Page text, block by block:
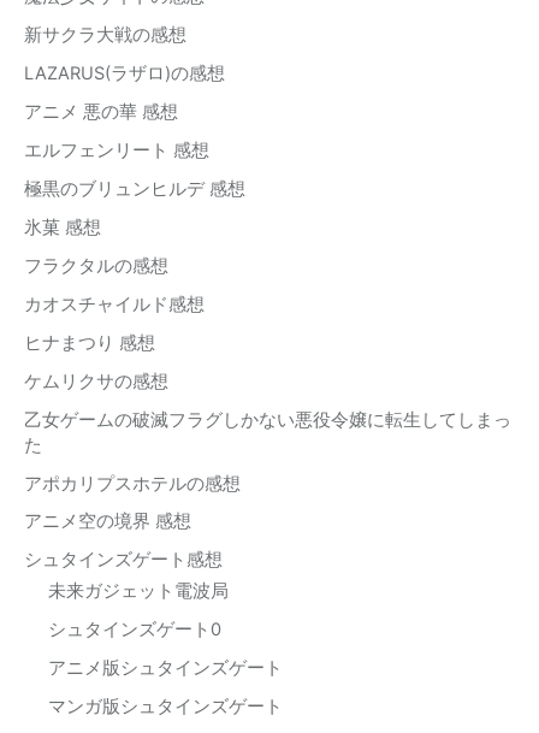
新サクラ大戦の感想
LAZARUS(ラザロ)の感想
アニメ 悪の華 感想
エルフェンリート 感想
極黒のブリュンヒルデ 感想
氷菓 感想
フラクタルの感想
カオスチャイルド感想
ヒナまつり 感想
ケムリクサの感想
乙女ゲームの破滅フラグしかない悪役令嬢に転生してしまっ
た
アポカリプスホテルの感想
アニメ空の境界 感想
シュタインズゲート感想
未来ガジェット電波局
シュタインズゲート0
アニメ版シュタインズゲート
マンガ版シュタインズゲート